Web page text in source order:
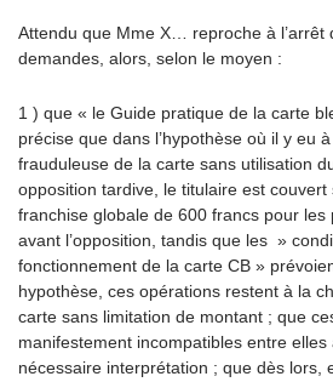
Attendu que Mme X… reproche à l’arrêt
demandes, alors, selon le moyen :
1 ) que « le Guide pratique de la carte
précise que dans l’hypothèse où il y eu
frauduleuse de la carte sans utilisation
opposition tardive, le titulaire est couvert
franchise globale de 600 francs pour les
avant l’opposition, tandis que les »
fonctionnement de la carte CB »
hypothèse, ces opérations restent à la
carte sans limitation de montant ; que
manifestement incompatibles entre
nécessaire interprétation ; que dès lors,